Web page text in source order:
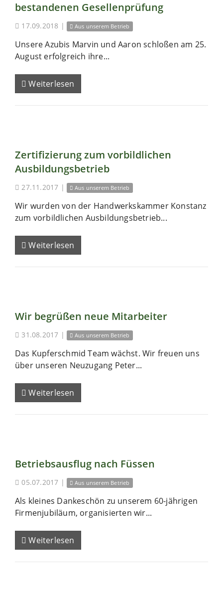
bestandenen Gesellenprüfung
17.09.2018 | Aus unserem Betrieb
Unsere Azubis Marvin und Aaron schloßen am 25.
August erfolgreich ihre...
Weiterlesen
Zertifizierung zum vorbildlichen
Ausbildungsbetrieb
27.11.2017 | Aus unserem Betrieb
Wir wurden von der Handwerkskammer Konstanz
zum vorbildlichen Ausbildungsbetrieb...
Weiterlesen
Wir begrüßen neue Mitarbeiter
31.08.2017 | Aus unserem Betrieb
Das Kupferschmid Team wächst. Wir freuen uns
über unseren Neuzugang Peter...
Weiterlesen
Betriebsausflug nach Füssen
05.07.2017 | Aus unserem Betrieb
Als kleines Dankeschön zu unserem 60-jährigen
Firmenjubiläum, organisierten wir...
Weiterlesen